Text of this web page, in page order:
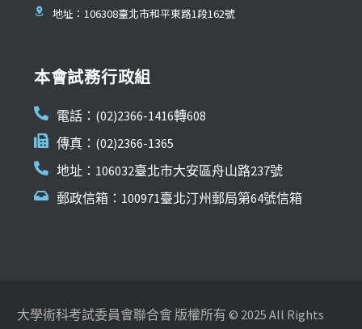
地址：106308臺北市和平東路1段162號
本會試務行政組
電話：(02)2366-1416轉608
傳真：(02)2366-1365
地址：106032臺北市大安區舟山路237號
郵政信箱：100971臺北汀州郵局第64號信箱
大學術科考試委員會聯合會 版權所有 © 2025 All Rights